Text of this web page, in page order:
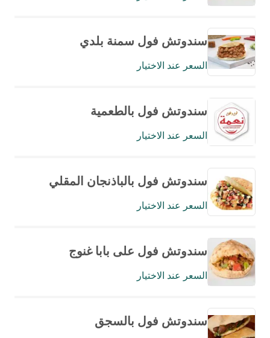
سندوتش فول سمنة بلدي
السعر عند الاختيار
سندوتش فول بالطعمية
السعر عند الاختيار
سندوتش فول بالباذنجان المقلي
السعر عند الاختيار
سندوتش فول على بابا غنوج
السعر عند الاختيار
سندوتش فول بالسجق